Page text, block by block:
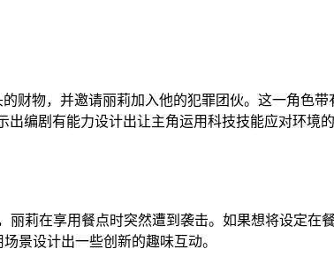
财物，并邀请丽莉加入他的犯罪团伙。这一角色
编剧有能力设计出让主角运用科技技能应对环境
莉在享用餐点时突然遭到袭击。如果想将设定在
景设计出一些创新的趣味互动。